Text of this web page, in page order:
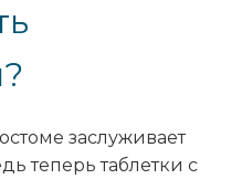
заслуживает
теперь таблетки с